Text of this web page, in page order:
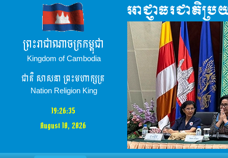
ព្រះរាជាណាចក្រកម្ពុជា
Kingdom of Cambodia
ជាតិ​ សាសនា ព្រះមហាក្សត្រ
Nation Religion King
19:26:36
August 10, 2026